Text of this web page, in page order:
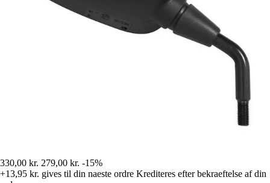
330,00 kr. 279,00 kr. -15%
+13,95 kr. gives til din naeste ordre Krediteres efter bekraeftelse af din